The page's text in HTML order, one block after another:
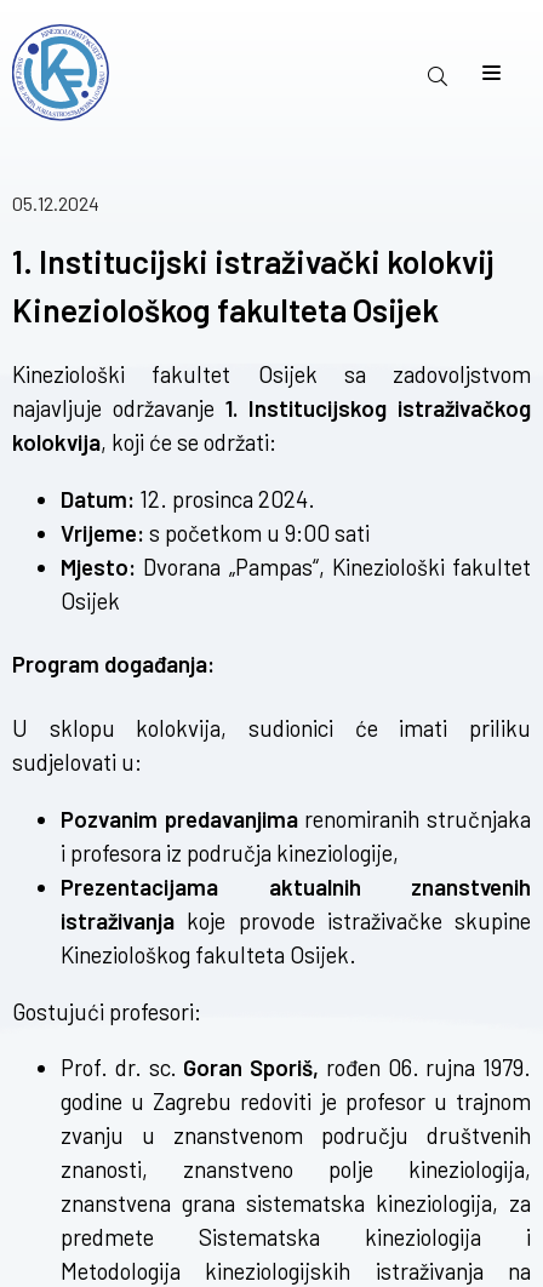
05.12.2024
1. Institucijski istraživački kolokvij
Kineziološkog fakulteta Osijek
Kineziološki fakultet Osijek sa zadovoljstvom
najavljuje održavanje 1. Institucijskog istraživačkog
kolokvija, koji će se održati:
Datum: 12. prosinca 2024.
Vrijeme: s početkom u 9:00 sati
Mjesto: Dvorana „Pampas“, Kineziološki fakultet
Osijek
Program događanja:
U sklopu kolokvija, sudionici će imati priliku
sudjelovati u:
Pozvanim predavanjimarenomiranih stručnjaka
i profesora iz područja kineziologije,
Prezentacijama aktualnih znanstvenih
istraživanja koje provode istraživačke skupine
Kineziološkog fakulteta Osijek.
Gostujući profesori:
Prof. dr. sc. Goran Sporiš, rođen 06. rujna 1979.
godine u Zagrebu redoviti je profesor u trajnom
zvanju u znanstvenom području društvenih
znanosti, znanstveno polje kineziologija,
znanstvena grana sistematska kineziologija, za
predmete Sistematska kineziologija i
Metodologija kineziologijskih istraživanja na